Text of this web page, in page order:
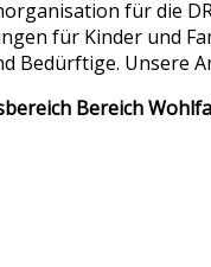
für die
für Kinder und
Bedürftige. Unsere
Bereich